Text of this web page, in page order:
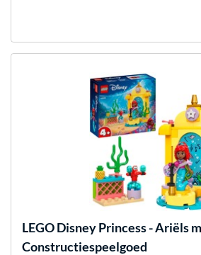
LEGODisney Princess - Ariëls
Constructiespeelgoed